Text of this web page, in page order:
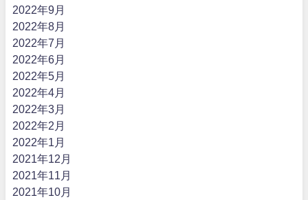
2022年9月
2022年8月
2022年7月
2022年6月
2022年5月
2022年4月
2022年3月
2022年2月
2022年1月
2021年12月
2021年11月
2021年10月